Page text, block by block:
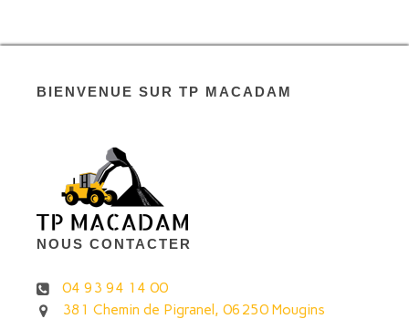
BIENVENUE SUR TP MACADAM
NOUS CONTACTER
04 93 94 14 00
381 Chemin de Pigranel, 06250 Mougins